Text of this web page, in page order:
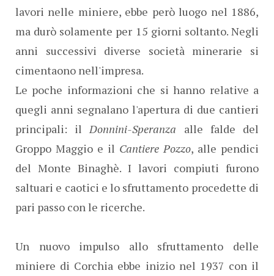
lavori nelle miniere, ebbe però luogo nel 1886,
ma durò solamente per 15 giorni soltanto. Negli
anni successivi diverse società minerarie si
cimentaono nell'impresa.
Le poche informazioni che si hanno relative a
quegli anni segnalano l'apertura di due cantieri
principali: il Donnini-Speranza alle falde del
Groppo Maggio e il Cantiere Pozzo, alle pendici
del Monte Binaghè. I lavori compiuti furono
saltuari e caotici e lo sfruttamento procedette di
pari passo con le ricerche.
Un nuovo impulso allo sfruttamento delle
miniere di Corchia ebbe inizio nel 1937 con il